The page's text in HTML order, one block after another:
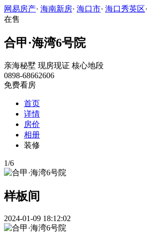
网易房产· 海南新房· 海口市· 海口秀英区·
在售
合甲·海湾6号院
亲海秘墅 现房现证 核心地段
0898-68662606
免费看房
首页
详情
房价
相册
装修
1/6
样板间
2024-01-09 18:12:02